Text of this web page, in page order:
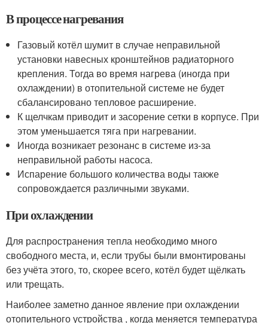
В процессе нагревания
Газовый котёл шумит в случае неправильной
установки навесных кронштейнов радиаторного
крепления. Тогда во время нагрева (иногда при
охлаждении) в отопительной системе не будет
сбалансировано тепловое расширение.
К щелчкам приводит и засорение сетки в корпусе. При
этом уменьшается тяга при нагревании.
Иногда возникает резонанс в системе из-за
неправильной работы насоса.
Испарение большого количества воды также
сопровождается различными звуками.
​При охлаждении
Для распространения тепла необходимо много
свободного места, и, если трубы были вмонтированы
без учёта этого, то, скорее всего, котёл будет щёлкать
или трещать.
Наиболее заметно данное явление при охлаждении
отопительного устройства , когда меняется температура